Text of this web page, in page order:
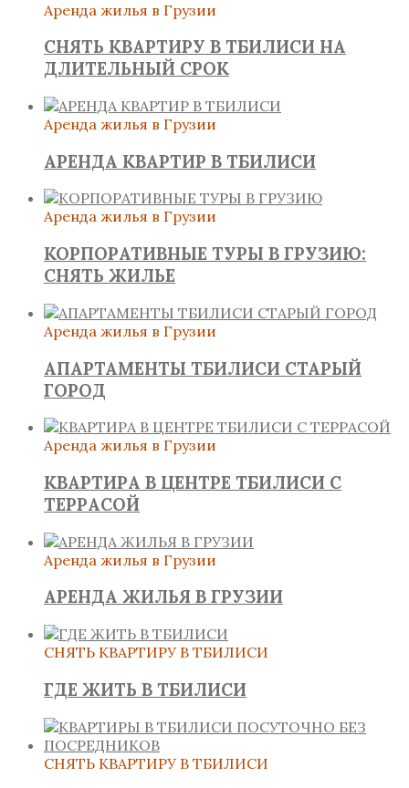
Аренда жилья в Грузии
СНЯТЬ КВАРТИРУ В ТБИЛИСИ НА
ДЛИТЕЛЬНЫЙ СРОК
Аренда жилья в Грузии
АРЕНДА КВАРТИР В ТБИЛИСИ
Аренда жилья в Грузии
КОРПОРАТИВНЫЕ ТУРЫ В ГРУЗИЮ:
СНЯТЬ ЖИЛЬЕ
Аренда жилья в Грузии
АПАРТАМЕНТЫ ТБИЛИСИ СТАРЫЙ
ГОРОД
Аренда жилья в Грузии
КВАРТИРА В ЦЕНТРЕ ТБИЛИСИ С
ТЕРРАСОЙ
Аренда жилья в Грузии
АРЕНДА ЖИЛЬЯ В ГРУЗИИ
СНЯТЬ КВАРТИРУ В ТБИЛИСИ
ГДЕ ЖИТЬ В ТБИЛИСИ
СНЯТЬ КВАРТИРУ В ТБИЛИСИ